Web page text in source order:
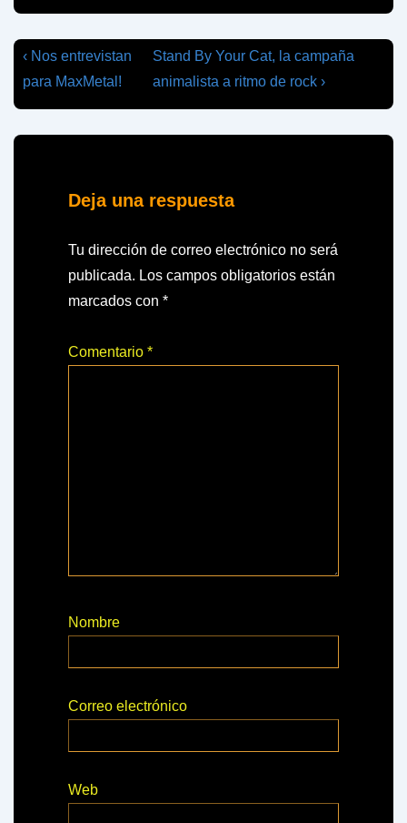
Navegación
de
entradas
La
entrada
anterior
es
‹ Nos entrevistan
para MaxMetal!
La
entrada
siguiente
es
Stand By Your Cat, la campaña
animalista a ritmo de rock ›
Deja una respuesta
Tu dirección de correo electrónico no será
publicada. Los campos obligatorios están
marcados con *
Comentario *
Nombre
Correo electrónico
Web